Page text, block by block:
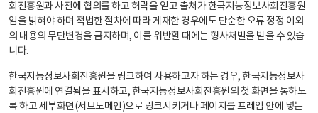
회진흥원과 사전에 협의를 하고 허락을 얻고 출처가 한국지능정보사회진흥원
임을 밝혀야 하며 적법한 절차에 따라 게재한 경우에도 단순한 오류 정정 이외
의 내용의 무단변경을 금지하며, 이를 위반할 때에는 형사처벌을 받을 수 있습
니다.
한국지능정보사회진흥원을 링크하여 사용하고자 하는 경우, 한국지능정보사
회진흥원에 연결됨을 표시하고, 한국지능정보사회진흥원의 첫 화면을 통하도
록 하고 세부화면(서브도메인)으로 링크시키거나 페이지를 프레임 안에 넣는